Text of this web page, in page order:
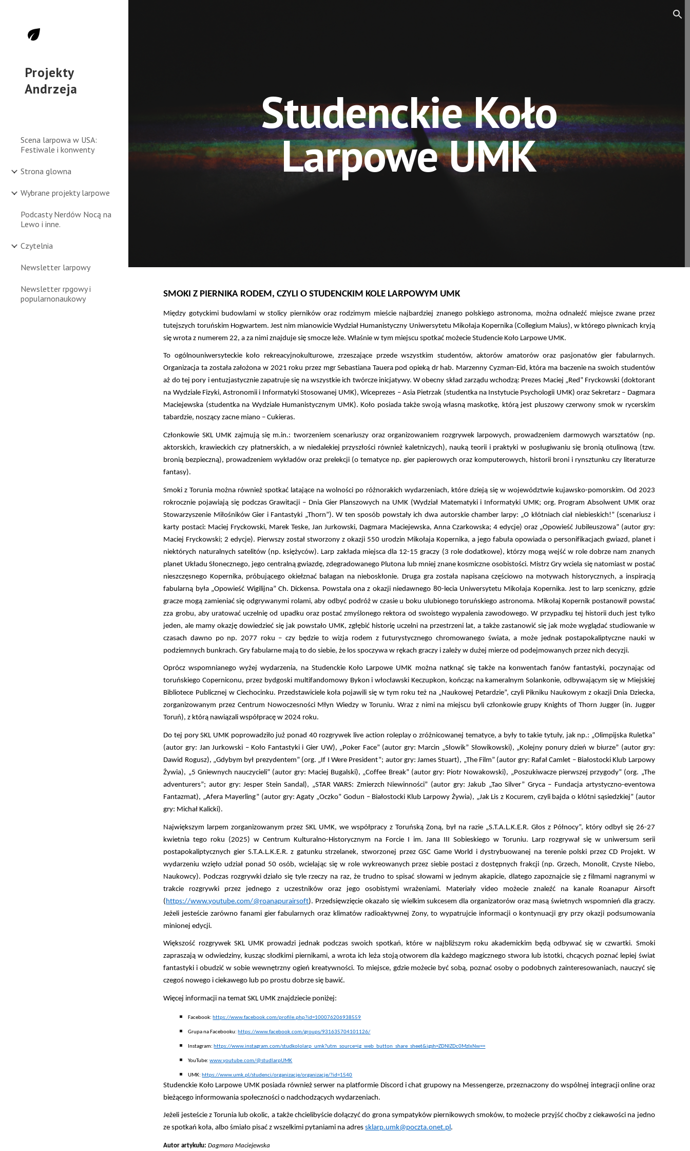
Projekty
Andrzeja
Scena larpowa w USA:
Festiwale i konwenty
Strona glowna
Wybrane projekty larpowe
Podcasty Nerdów Nocą na
Lewo i inne.
Czytelnia
Newsletter larpowy
Newsletter rpgowy i
popularnonaukowy
Studenckie Koło
Larpowe UMK
SMOKI Z PIERNIKA RODEM, CZYLI O STUDENCKIM KOLE LARPOWYM UMK
Między gotyckimi budowlami w stolicy pierników oraz rodzimym mieście najbardziej znanego polskiego astronoma, można odnaleźć miejsce zwane przez
tutejszych toruńskim Hogwartem. Jest nim mianowicie Wydział Humanistyczny Uniwersytetu Mikołaja Kopernika (Collegium Maius), w którego piwnicach kryją
się wrota z numerem 22, a za nimi znajduje się smocze leże. Właśnie w tym miejscu spotkać możecie Studencie Koło Larpowe UMK.
To ogólnouniwersyteckie koło rekreacyjnokulturowe, zrzeszające przede wszystkim studentów, aktorów amatorów oraz pasjonatów gier fabularnych.
Organizacja ta została założona w 2021 roku przez mgr Sebastiana Tauera pod opieką dr hab. Marzenny Cyzman-Eid, która ma baczenie na swoich studentów
aż do tej pory i entuzjastycznie zapatruje się na wszystkie ich twórcze inicjatywy. W obecny skład zarządu wchodzą: Prezes Maciej „Red” Fryckowski (doktorant
na Wydziale Fizyki, Astronomii i Informatyki Stosowanej UMK), Wiceprezes – Asia Pietrzak (studentka na Instytucie Psychologii UMK) oraz Sekretarz – Dagmara
Maciejewska (studentka na Wydziale Humanistycznym UMK). Koło posiada także swoją własną maskotkę, którą jest pluszowy czerwony smok w rycerskim
tabardzie, noszący zacne miano – Cukieras.
Członkowie SKL UMK zajmują się m.in.: tworzeniem scenariuszy oraz organizowaniem rozgrywek larpowych, prowadzeniem darmowych warsztatów (np.
aktorskich, krawieckich czy płatnerskich, a w niedalekiej przyszłości również kaletniczych), nauką teorii i praktyki w posługiwaniu się bronią otulinową (tzw.
bronią bezpieczną), prowadzeniem wykładów oraz prelekcji (o tematyce np. gier papierowych oraz komputerowych, historii broni i rynsztunku czy literaturze
fantasy).
Smoki z Torunia można również spotkać latające na wolności po różnorakich wydarzeniach, które dzieją się w województwie kujawsko-pomorskim. Od 2023
rokrocznie pojawiają się podczas Grawitacji – Dnia Gier Planszowych na UMK (Wydział Matematyki i Informatyki UMK; org. Program Absolwent UMK oraz
Stowarzyszenie Miłośników Gier i Fantastyki „Thorn”). W ten sposób powstały ich dwa autorskie chamber larpy: „O kłótniach ciał niebieskich!” (scenariusz i
karty postaci: Maciej Fryckowski, Marek Teske, Jan Jurkowski, Dagmara Maciejewska, Anna Czarkowska; 4 edycje) oraz „Opowieść Jubileuszowa” (autor gry:
Maciej Fryckowski; 2 edycje). Pierwszy został stworzony z okazji 550 urodzin Mikołaja Kopernika, a jego fabuła opowiada o personifikacjach gwiazd, planet i
niektórych naturalnych satelitów (np. księżyców). Larp zakłada miejsca dla 12-15 graczy (3 role dodatkowe), którzy mogą wejść w role dobrze nam znanych
planet Układu Słonecznego, jego centralną gwiazdę, zdegradowanego Plutona lub mniej znane kosmiczne osobistości. Mistrz Gry wciela się natomiast w postać
nieszczęsnego Kopernika, próbującego okiełznać bałagan na nieboskłonie. Druga gra została napisana częściowo na motywach historycznych, a inspiracją
fabularną była „Opowieść Wigilijna” Ch. Dickensa. Powstała ona z okazji niedawnego 80-lecia Uniwersytetu Mikołaja Kopernika. Jest to larp sceniczny, gdzie
gracze mogą zamieniać się odgrywanymi rolami, aby odbyć podróż w czasie u boku ulubionego toruńskiego astronoma. Mikołaj Kopernik postanowił powstać
zza grobu, aby uratować uczelnię od upadku oraz postać zmyślonego rektora od swoistego wypalenia zawodowego. W przypadku tej historii duch jest tylko
jeden, ale mamy okazję dowiedzieć się jak powstało UMK, zgłębić historię uczelni na przestrzeni lat, a także zastanowić się jak może wyglądać studiowanie w
czasach dawno po np. 2077 roku – czy będzie to wizja rodem z futurystycznego chromowanego świata, a może jednak postapokaliptyczne nauki w
podziemnych bunkrach. Gry fabularne mają to do siebie, że los spoczywa w rękach graczy i zależy w dużej mierze od podejmowanych przez nich decyzji.
Oprócz wspomnianego wyżej wydarzenia, na Studenckie Koło Larpowe UMK można natknąć się także na konwentach fanów fantastyki, poczynając od
toruńskiego Coperniconu, przez bydgoski multifandomowy Bykon i włocławski Keczupkon, kończąc na kameralnym Solankonie, odbywającym się w Miejskiej
Bibliotece Publicznej w Ciechocinku. Przedstawiciele koła pojawili się w tym roku też na „Naukowej Petardzie”, czyli Pikniku Naukowym z okazji Dnia Dziecka,
zorganizowanym przez Centrum Nowoczesności Młyn Wiedzy w Toruniu. Wraz z nimi na miejscu byli członkowie grupy Knights of Thorn Jugger (in. Jugger
Toruń), z którą nawiązali współpracę w 2024 roku.
Do tej pory SKL UMK poprowadziło już ponad 40 rozgrywek live action roleplay o zróżnicowanej tematyce, a były to takie tytuły, jak np.: „Olimpijska Ruletka”
(autor gry: Jan Jurkowski – Koło Fantastyki i Gier UW), „Poker Face” (autor gry: Marcin „Słowik” Słowikowski), „Kolejny ponury dzień w biurze” (autor gry:
Dawid Rogusz), „Gdybym był prezydentem” (org. „If I Were President”; autor gry: James Stuart), „The Film” (autor gry: Rafał Camlet – Białostocki Klub Larpowy
Żywia), „5 Gniewnych nauczycieli” (autor gry: Maciej Bugalski), „Coffee Break” (autor gry: Piotr Nowakowski), „Poszukiwacze pierwszej przygody” (org. „The
adventurers”; autor gry: Jesper Stein Sandal), „STAR WARS: Zmierzch Niewinności” (autor gry: Jakub „Tao Silver” Gryca – Fundacja artystyczno-eventowa
Fantazmat), „Afera Mayerling” (autor gry: Agaty „Oczko” Godun – Białostocki Klub Larpowy Żywia), „Jak Lis z Kocurem, czyli bajda o kłótni sąsiedzkiej” (autor
gry: Michał Kalicki).
Największym larpem zorganizowanym przez SKL UMK, we współpracy z Toruńską Zoną, był na razie „S.T.A.L.K.E.R. Głos z Północy”, który odbył się 26-27
kwietnia tego roku (2025) w Centrum Kulturalno-Historycznym na Forcie I im. Jana III Sobieskiego w Toruniu. Larp rozgrywał się w uniwersum serii
postapokaliptycznych gier S.T.A.L.K.E.R. z gatunku strzelanek, stworzonej przez GSC Game World i dystrybuowanej na terenie polski przez CD Projekt. W
wydarzeniu wzięło udział ponad 50 osób, wcielając się w role wykreowanych przez siebie postaci z dostępnych frakcji (np. Grzech, Monolit, Czyste Niebo,
Naukowcy). Podczas rozgrywki działo się tyle rzeczy na raz, że trudno to spisać słowami w jednym akapicie, dlatego zapoznajcie się z filmami nagranymi w
trakcie rozgrywki przez jednego z uczestników oraz jego osobistymi wrażeniami. Materiały video możecie znaleźć na kanale Roanapur Airsoft
( https://www.youtube.com/@roanapurairsoft). Przedsięwzięcie okazało się wielkim sukcesem dla organizatorów oraz masą świetnych wspomnień dla graczy.
Jeżeli jesteście zarówno fanami gier fabularnych oraz klimatów radioaktywnej Zony, to wypatrujcie informacji o kontynuacji gry przy okazji podsumowania
minionej edycji.
Większość rozgrywek SKL UMK prowadzi jednak podczas swoich spotkań, które w najbliższym roku akademickim będą odbywać się w czwartki. Smoki
zapraszają w odwiedziny, kusząc słodkimi piernikami, a wrota ich leża stoją otworem dla każdego magicznego stwora lub istotki, chcących poznać lepiej świat
fantastyki i obudzić w sobie wewnętrzny ogień kreatywności. To miejsce, gdzie możecie być sobą, poznać osoby o podobnych zainteresowaniach, nauczyć się
czegoś nowego i ciekawego lub po prostu dobrze się bawić.
Więcej informacji na temat SKL UMK znajdziecie poniżej:
Facebook: https://www.facebook.com/profile.php?id=100076206938559
Grupa na Facebooku: https://www.facebook.com/groups/931635704101126/
Instagram: https://www.instagram.com/studkololarp_umk?utm_source=ig_web_button_share_sheet&igsh=ZDNlZDc0MzIxNw==
YouTube: www.youtube.com/@studlarpUMK
UMK: https://www.umk.pl/studenci/organizacje/organizacje/?id=1540
Studenckie Koło Larpowe UMK posiada również serwer na platformie Discord i chat grupowy na Messengerze, przeznaczony do wspólnej integracji online oraz
bieżącego informowania społeczności o nadchodzących wydarzeniach.
Jeżeli jesteście z Torunia lub okolic, a także chcielibyście dołączyć do grona sympatyków piernikowych smoków, to możecie przyjść choćby z ciekawości na jedno
ze spotkań koła, albo śmiało pisać z wszelkimi pytaniami na adressklarp.umk@poczta.onet.pl.
Autor artykułu: Dagmara Maciejewska